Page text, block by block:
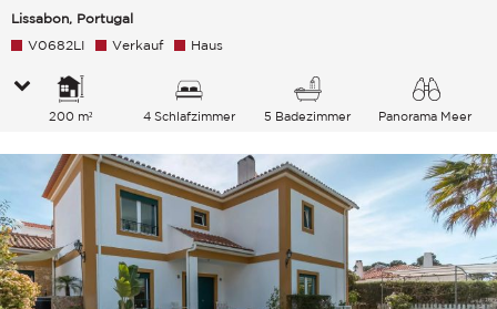
Lissabon, Portugal
V0682LI Verkauf Haus
200 m² 4 Schlafzimmer 5 Badezimmer Panorama Meer